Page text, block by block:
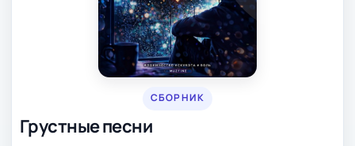
СБОРНИК
Грустные песни